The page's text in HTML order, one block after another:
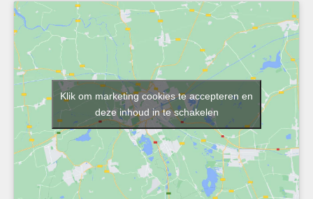
Klik om marketing cookies te accepteren en
deze inhoud in te schakelen